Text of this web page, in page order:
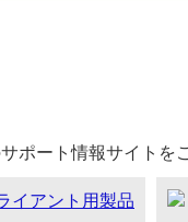
ポート情報サイトを
イアント用製品